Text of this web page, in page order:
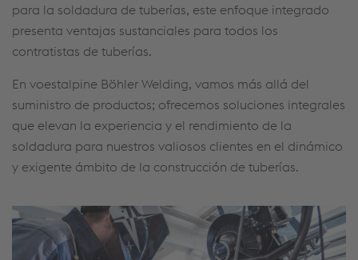
para la soldadura de tuberías, este enfoque integrado
presenta ventajas sustanciales para todos los
contratistas de tuberías.
En voestalpine Böhler Welding, vamos más allá del
suministro de productos; ofrecemos soluciones integrales
que elevan la experiencia y el rendimiento de la
soldadura para nuestros valiosos clientes en el dinámico
y exigente ámbito de la construcción de tuberías.